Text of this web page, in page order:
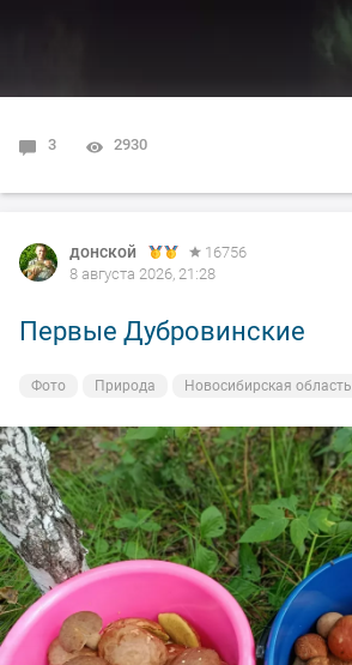
3 2930
донской
16756
8 августа 2026, 21:28
Первые Дубровинские
Фото Природа Новосибирская область